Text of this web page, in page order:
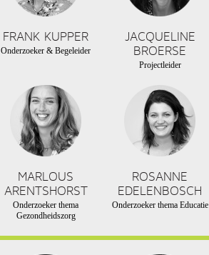
FRANK KUPPER
Onderzoeker & Begeleider
JACQUELINE
BROERSE
Projectleider
MARLOUS
ARENTSHORST
Onderzoeker thema
Gezondheidszorg
ROSANNE
EDELENBOSCH
Onderzoeker thema Educatie